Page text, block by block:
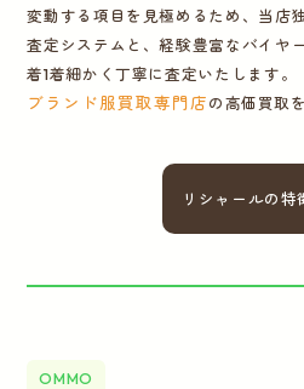
変動する項目を見極めるため、当店
査定システムと、経験豊富なバイヤ
着1着細かく丁寧に査定いたします。
ブランド服買取専門店の高価買取
リシャールの特
OMMO